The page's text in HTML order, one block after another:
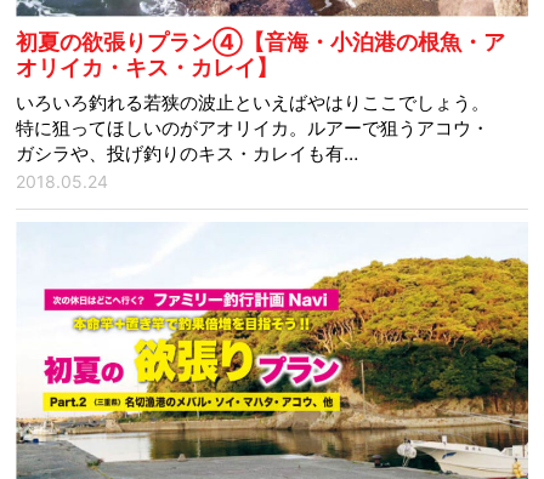
初夏の欲張りプラン④【音海・小泊港の根魚・ア
オリイカ・キス・カレイ】
いろいろ釣れる若狭の波止といえばやはりここでしょう。
特に狙ってほしいのがアオリイカ。ルアーで狙うアコウ・
ガシラや、投げ釣りのキス・カレイも有…
2018.05.24